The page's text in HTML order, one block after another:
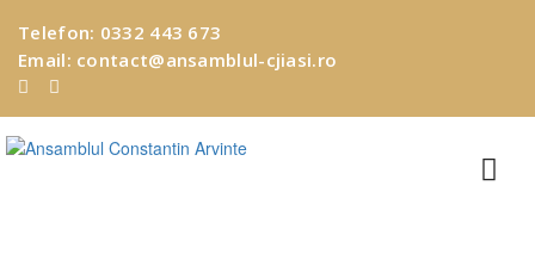
Telefon: 0332 443 673
Email: contact@ansamblul-cjiasi.ro
EVENIMENTE